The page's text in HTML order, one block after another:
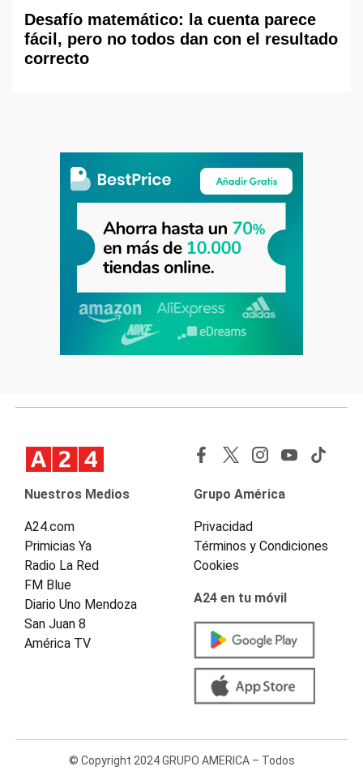
Desafío matemático: la cuenta parece
fácil, pero no todos dan con el resultado
correcto
Nuestros Medios
A24.com
Primicias Ya
Radio La Red
FM Blue
Diario Uno Mendoza
San Juan 8
América TV
Grupo América
Privacidad
Términos y Condiciones
Cookies
A24 en tu móvil
© Copyright 2024 GRUPO AMERICA – Todos